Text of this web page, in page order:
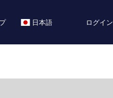
日本語 ログイン